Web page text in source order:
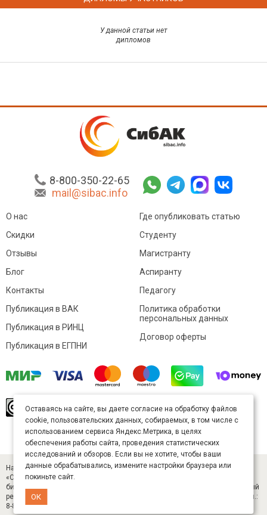
У данной статьи нет
дипломов
8-800-350-22-65
mail@sibac.info
О нас
Скидки
Отзывы
Блог
Контакты
Где опубликовать статью
Студенту
Магистранту
Аспиранту
Педагогу
Публикация в ВАК
Публикация в РИНЦ
Публикация в ЕГПНИ
Политика обработки
персональных данных
Договор оферты
произведение доступно полицензии Creative
Commons «Attribution» («Атрибуция») 4.0
Непортированная.
Карта сайта
Научный журнал «Студенческий» (ISSN 2541-9412). Издатель — ООО
«СибАК» (ИНН 5402054157). Размещается в Научной электронной
библиотеке eLIBRARY.RU (договор № 445-11/2019 от 05.11.2019). Главный
редактор — Старченко И. Б., д-р техн. наук. E-mail: student@sibac.info, тел.:
8-800-350-22-65.
Оставаясь на сайте, вы даете согласие на обработку файлов
cookie, пользовательских данных, собираемых, в том числе с
использованием сервиса Яндекс.Метрика, в целях
обеспечения работы сайта, проведения статистических
исследований и обзоров. Если вы не хотите, чтобы ваши
данные обрабатывались, измените настройки браузера или
покиньте сайт.
ОК